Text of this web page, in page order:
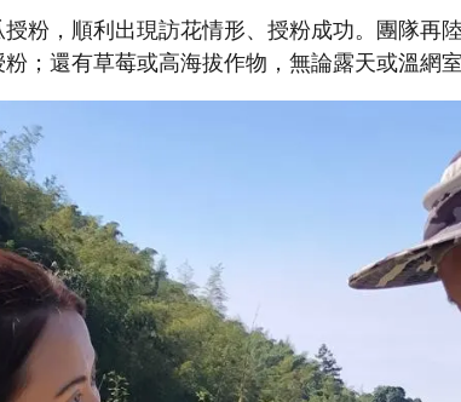
粉，順利出現訪花情形、授粉成功。團隊再
；還有草莓或高海拔作物，無論露天或溫網